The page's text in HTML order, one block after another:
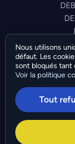
TOP
CAPTEUR
©Bresch SAS -
Nous utilisons
défaut. Les
sont bloqués tant
Voir la politique
Tout